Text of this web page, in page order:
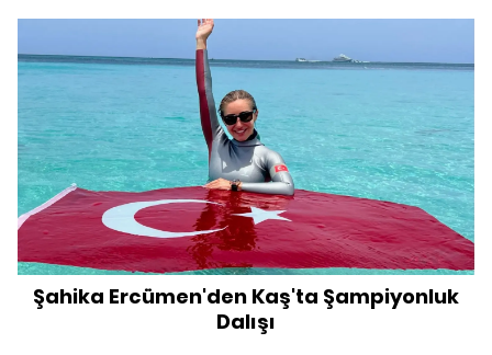
Şahika Ercümen'den Kaş'ta Şampiyonluk
Dalışı